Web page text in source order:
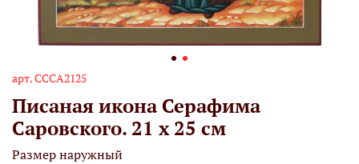
арт.СССА2125
Писаная икона Серафима
Саровского. 21 х 25 см
Размер наружный